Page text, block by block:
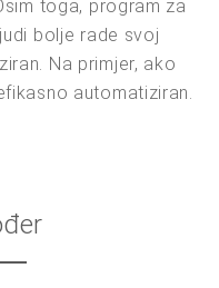
toga, program za
bolje rade svoj
Na primjer, ako
automatiziran.